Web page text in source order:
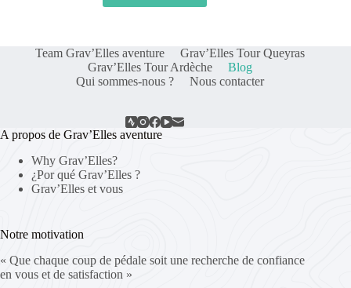
Team Grav’Elles aventure
Grav’Elles Tour Queyras
Grav’Elles Tour Ardèche
Blog
Qui sommes-nous ?
Nous contacter
A propos de Grav’Elles aventure
Why Grav’Elles?
¿Por qué Grav’Elles ?
Grav’Elles et vous
Notre motivation
« Que chaque coup de pédale soit une recherche de confiance
en vous et de satisfaction »